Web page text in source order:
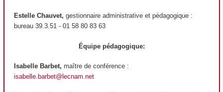
Estelle Chauvet, gestionnaire administrative et pédagogique :
bureau 39.3.51 - 01 58 80 83 63
Équipe pédagogique:
Isabelle Barbet, maître de conférence :
isabelle.barbet@lecnam.net